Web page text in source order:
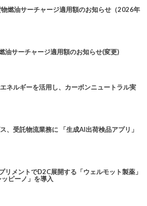
燃油サーチャージ適用額のお知らせ（2026年
サーチャージ適用額のお知らせ(変更)
ネルギーを活用し、カーボンニュートラル実
、受託物流業務に 「生成AI出荷検品アプリ」
リメントでD2C展開する「ウェルモット製薬」
ピーノ」を導入